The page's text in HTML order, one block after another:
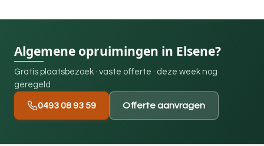
Algemene opruimingen in Elsene?
Gratis plaatsbezoek · vaste offerte · deze week nog
geregeld
0493 08 93 59 Offerte aanvragen